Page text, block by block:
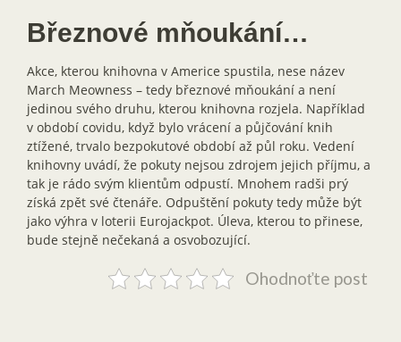
Březnové mňoukání…
Akce, kterou knihovna v Americe spustila, nese název
March Meowness – tedy březnové mňoukání a není
jedinou svého druhu, kterou knihovna rozjela. Například
v období covidu, když bylo vrácení a půjčování knih
ztížené, trvalo bezpokutové období až půl roku. Vedení
knihovny uvádí, že pokuty nejsou zdrojem jejich příjmu, a
tak je rádo svým klientům odpustí. Mnohem radši prý
získá zpět své čtenáře. Odpuštění pokuty tedy může být
jako výhra v loterii Eurojackpot. Úleva, kterou to přinese,
bude stejně nečekaná a osvobozující.
Ohodnoťte post